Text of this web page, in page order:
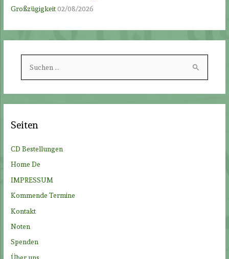
Großzügigkeit02/08/2026
h
n
h
:
Seiten
CD Bestellungen
Home De
IMPRESSUM
Kommende Termine
Kontakt
Noten
Spenden
Über uns